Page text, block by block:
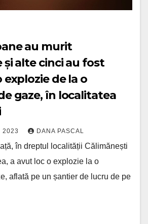
au murit
și alte cinci au fost
de la o
gaze, în localitatea
2023 DANA PASCAL
în dreptul localității Călimănești
a avut loc o explozie la o
aflată pe un șantier de lucru de pe